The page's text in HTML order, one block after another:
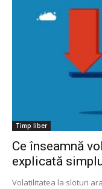
Timp liber
Ce înseamnă
explicată
Volatilitatea la sloturi